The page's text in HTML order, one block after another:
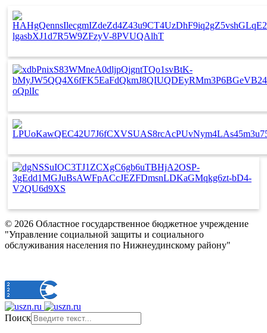
© 2026 Областное государственное бюджетное учреждение
"Управление социальной защиты и социального
обслуживания населения по Нижнеудинскому району"
Поиск